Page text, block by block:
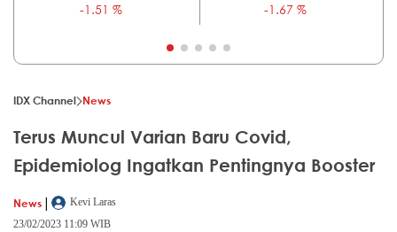
-1.51 %
-1.67 %
IDX Channel News
Terus Muncul Varian Baru Covid,
Epidemiolog Ingatkan Pentingnya Booster
News |
Kevi Laras
23/02/2023 11:09 WIB